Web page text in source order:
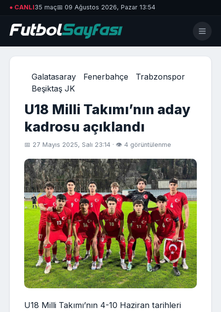
● CANLI35 maç📅 09 Ağustos 2026, Pazar 13:54
Galatasaray Fenerbahçe
Trabzonspor
Beşiktaş JK
U18 Milli Takımı’nın aday
kadrosu açıklandı
📅 27 Mayıs 2025, Salı 23:14 · 👁 4 görüntülenme
U18 Milli Takımı’nın 4-10 Haziran tarihleri